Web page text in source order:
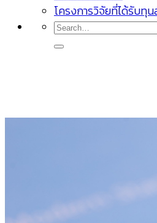
โครงการวิจัยที่ได้รับทุ